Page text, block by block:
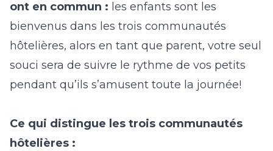
ont en commun : les enfants sont les
bienvenus dans les trois communautés
hôtelières, alors en tant que parent, votre seul
souci sera de suivre le rythme de vos petits
pendant qu’ils s’amusent toute la journée!
Ce qui distingue les trois communautés
hôtelières :